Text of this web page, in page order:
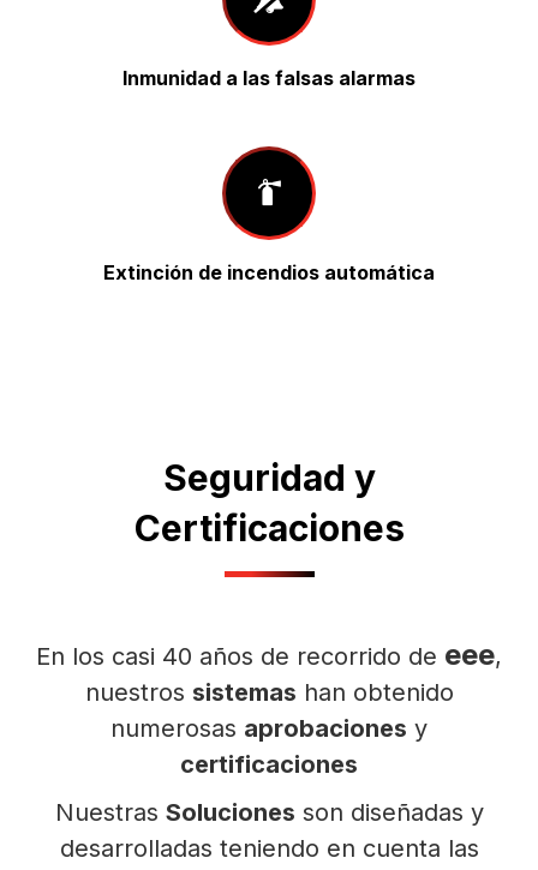
Inmunidad a las falsas alarmas
Extinción de incendios automática
Seguridad y
Certificaciones
En los casi 40 años de recorrido de eee,
nuestros sistemas han obtenido
numerosas aprobaciones y
certificaciones
Nuestras Soluciones son diseñadas y
desarrolladas teniendo en cuenta las